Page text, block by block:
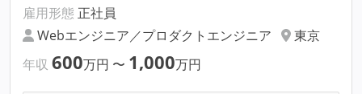
雇用形態 正社員
Webエンジニア／プロダクトエンジニア
東京
年収 600万円 〜 1,000万円